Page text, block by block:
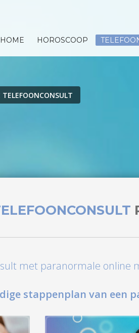
HOME HOROSCOOP
TELEFOONCONSULT
met paranormale online
stappenplan van een